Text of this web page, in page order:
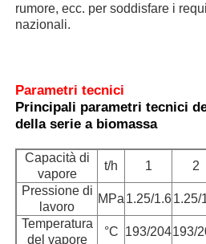
Fornace di fusione in alluminio
fornace di tempera di vetro
Forno ad arco al plasma
fornace inferiore
rumore, ecc. per soddisfare i
nazionali.
Parametri tecnici
Principali parametri tecnici
della serie a biomassa
Capacità di
vapore
t/h 1 2
Pressione di
lavoro
MPa 1.25/1.61.25/
Temperatura
del vapore
°C 193/204193/